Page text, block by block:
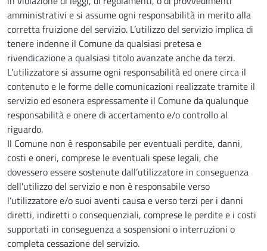
amministrativi e si assume ogni responsabilità in merito alla
corretta fruizione del servizio. L’utilizzo del servizio implica di
tenere indenne il Comune da qualsiasi pretesa e
rivendicazione a qualsiasi titolo avanzate anche da terzi.
L’utilizzatore si assume ogni responsabilità ed onere circa il
contenuto e le forme delle comunicazioni realizzate tramite il
servizio ed esonera espressamente il Comune da qualunque
responsabilità e onere di accertamento e/o controllo al
riguardo.
Il Comune non è responsabile per eventuali perdite, danni,
costi e oneri, comprese le eventuali spese legali, che
dovessero essere sostenute dall’utilizzatore in conseguenza
dell'utilizzo del servizio e non è responsabile verso
l’utilizzatore e/o suoi aventi causa e verso terzi per i danni
diretti, indiretti o consequenziali, comprese le perdite e i costi
supportati in conseguenza a sospensioni o interruzioni o
completa cessazione del servizio.